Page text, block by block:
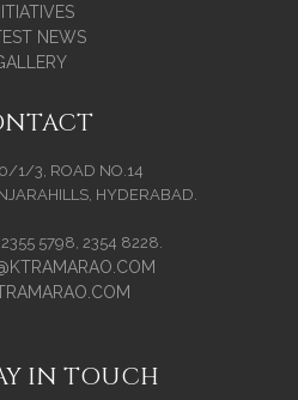
NEWS
1/3, ROAD NO.14
HYDERABAD.
5798, 2354 8228.
IN TOUCH